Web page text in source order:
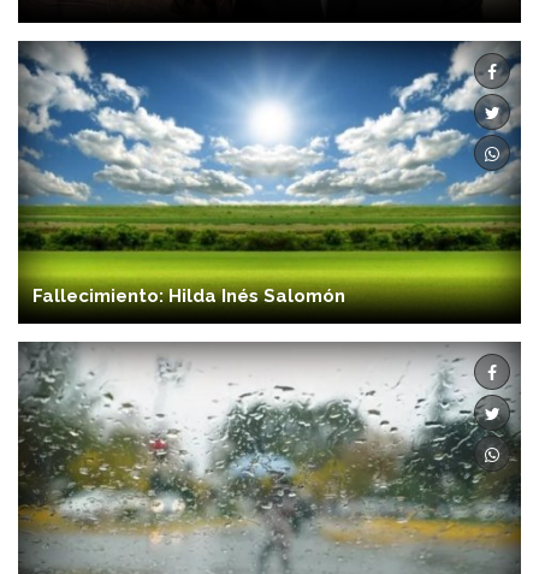
Fallecimiento: Hilda Inés Salomón